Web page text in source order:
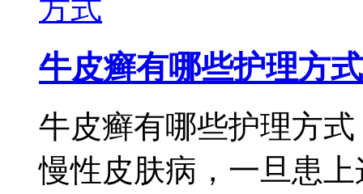
牛皮癣有哪些护理方式
牛皮癣有哪些护理方
慢性皮肤病，一旦患